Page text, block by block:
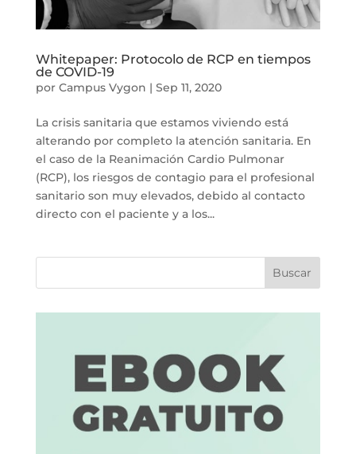
Whitepaper: Protocolo de RCP en tiempos
de COVID-19
por Campus Vygon | Sep 11, 2020
La crisis sanitaria que estamos viviendo está
alterando por completo la atención sanitaria. En
el caso de la Reanimación Cardio Pulmonar
(RCP), los riesgos de contagio para el profesional
sanitario son muy elevados, debido al contacto
directo con el paciente y a los...